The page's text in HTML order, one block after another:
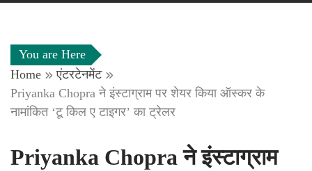
You are Here
Home
एंटरटेनमेंट
Priyanka Chopra ने इंस्टाग्राम पर शेयर किया ऑस्कर के
नामांकित ‘टू किल ए टाइगर’ का ट्रेलर
Priyanka Chopra ने इंस्टाग्राम